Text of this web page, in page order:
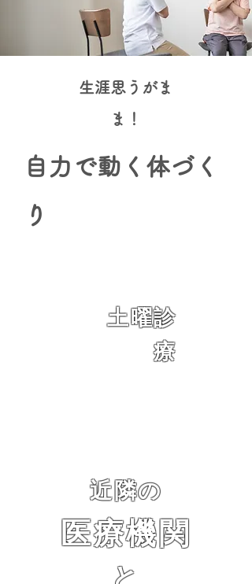
​生涯思うがま
ま！
自力で動く体づく
り
土曜診
療
近隣の
医療機関
と